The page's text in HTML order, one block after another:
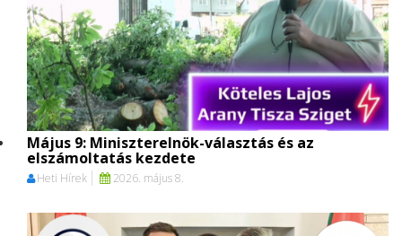
Május 9: Miniszterelnök-választás és az
elszámoltatás kezdete
Heti Hírek 2026. május 8.